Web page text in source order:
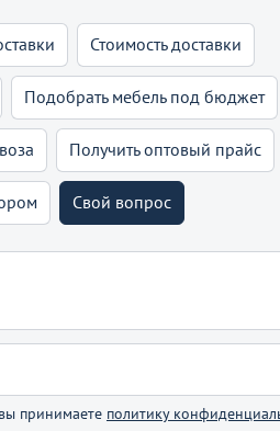
Стоимость доставки
Подобрать мебель под бюджет
Получить оптовый прайс
Свой вопрос
принимаете политику